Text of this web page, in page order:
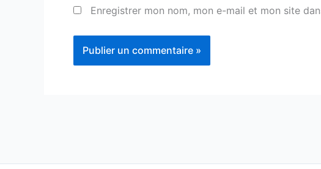
Enregistrer mon nom, mon e-mail et mon site